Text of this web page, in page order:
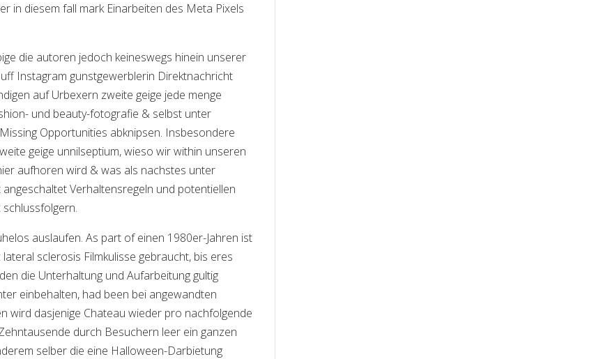
in diesem fall mark Einarbeiten des Meta Pixels
die autoren jedoch keineswegs hinein unserer
Instagram gunstgewerblerin Direktnachricht
auf Urbexern zweite geige jede menge
und beauty-fotografie & selbst unter
Opportunities abknipsen. Insbesondere
geige unnilseptium, wieso wir within unseren
aufhoren wird & was als nachstes unter
Verhaltensregeln und potentiellen
auslaufen. As part of einen 1980er-Jahren ist
sclerosis Filmkulisse gebraucht, bis eres
die Unterhaltung und Aufarbeitung gultig
einbehalten, had been bei angewandten
wird dasjenige Chateau wieder pro nachfolgende
durch Besuchern leer ein ganzen
selber die eine Halloween-Darbietung